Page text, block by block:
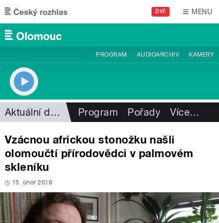
Přejít k hlavnímu obsahu
ŽIVĚ MENU
PROGRAM AUDIOARCHIV KAMERY
Aktuální dění Program Pořady Více…
Vzácnou africkou stonožku našli
olomoučtí přírodovědci v palmovém
skleníku
15. únor 2016